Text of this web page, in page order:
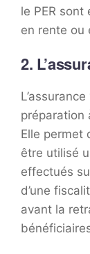
le PER sont
en rente ou
2.
préparation
Elle permet
être utilisé
effectués
d’une
avant la